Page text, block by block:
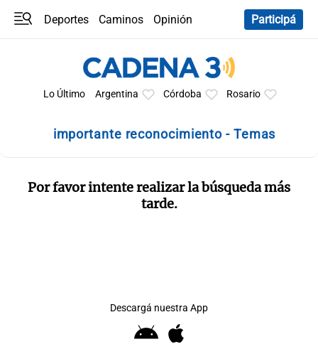
Deportes Caminos
Opinión
Participá
Lo Último Argentina Córdoba Rosario
importante reconocimiento - Temas
Por favor intente realizar la búsqueda más
tarde.
Descargá nuestra App